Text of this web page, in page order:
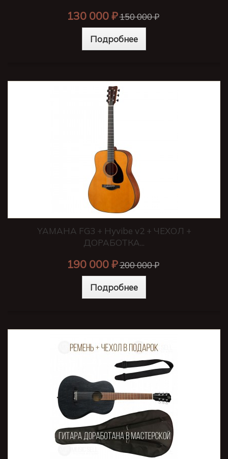
130 000 ₽150 000 ₽
Подробнее
YAMAHA FG3 + Hyvibe v2 + ЧЕХОЛ +
ДОРАБОТКА...
190 000 ₽200 000 ₽
Подробнее